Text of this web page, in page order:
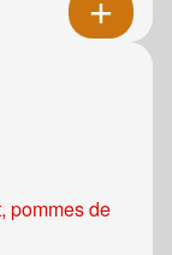
pommes de